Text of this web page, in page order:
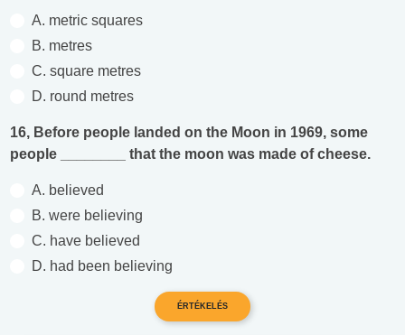
A. metric squares
B. metres
C. square metres
D. round metres
16, Before people landed on the Moon in 1969, some
people ________ that the moon was made of cheese.
A. believed
B. were believing
C. have believed
D. had been believing